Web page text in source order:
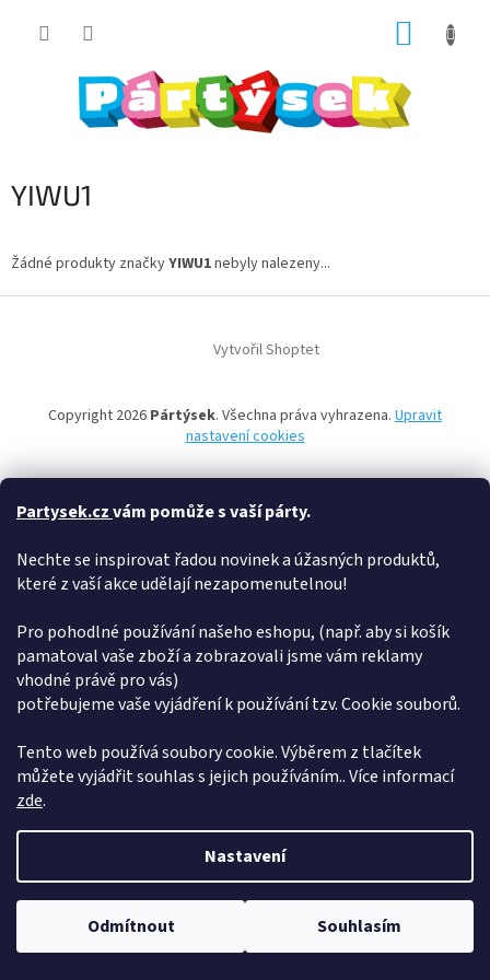
Partysek.czvám pomůže s vaší párty.
Nechte se inspirovat řadou novinek a úžasných produktů,
které z vaší akce udělají nezapomenutelnou!
Pro pohodlné používání našeho eshopu, (např. aby si košík
pamatoval vaše zboží a zobrazovali jsme vám reklamy
vhodné právě pro vás)
potřebujeme vaše vyjádření k používání tzv. Cookie souborů.
Tento web používá soubory cookie. Výběrem z tlačítek
můžete vyjádřit souhlas s jejich používáním.. Více informací
zde.
Nastavení
Odmítnout Souhlasím
Dovolená od 6. 7. do 10. 7. 2026. Objednávky přijímáme bez omezení,
YIWU1
Žádné produkty značkyYIWU1nebyly nalezeny...
Vytvořil Shoptet
Copyright 2026 Pártýsek. Všechna práva vyhrazena. Upravit
nastavení cookies
Přidej se k nám!